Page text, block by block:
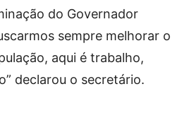
do Governador
sempre melhorar o
aqui é trabalho,
declarou o secretário.